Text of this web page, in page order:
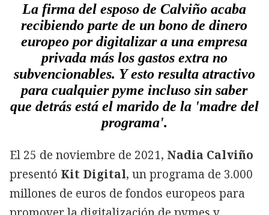
La firma del esposo de Calviño acaba
recibiendo parte de un bono de dinero
europeo por digitalizar a una empresa
privada más los gastos extra no
subvencionables. Y esto resulta atractivo
para cualquier pyme incluso sin saber
que detrás está el marido de la 'madre del
programa'.
El 25 de noviembre de 2021, Nadia Calviño
presentó Kit Digital, un programa de 3.000
millones de euros de fondos europeos para